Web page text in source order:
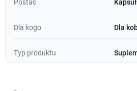
Postać
Dla kogo Dla
Typ produktu